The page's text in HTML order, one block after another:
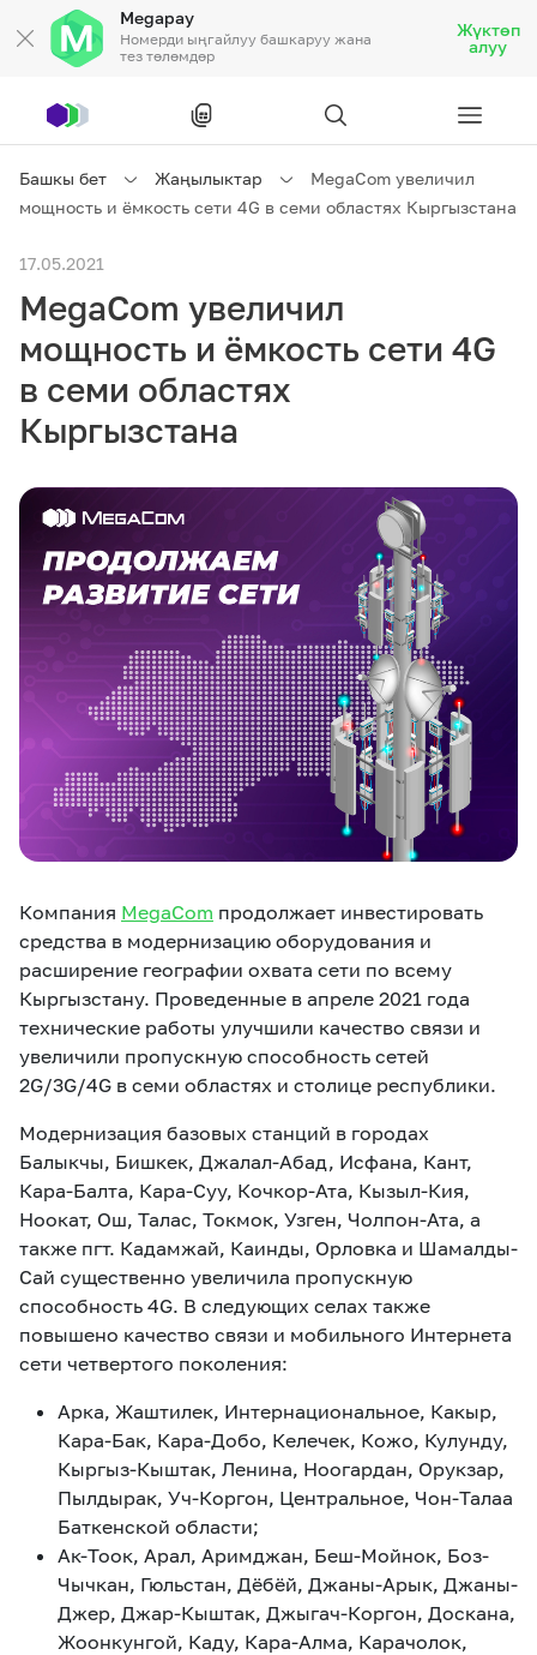
Megapay
Номерди ыңгайлуу башкаруу жана
тез төлөмдөр
Жүктөп
алуу
Жеке кардарларга
Ишкердик үчүн
Байланыш
Тарифтер Акциялар
Көңүл ачуучу Соц. тармактар
Чалуулар жана
Компания
Жаңылыктар MEGAда иште
Өнөктөштөргө
Офис картасы
жана каптоо
Кызмат көрсөтүүлөр
MegaTV MegaPay MegaKassa
Башкы бет Жаңылыктар
MegaCom увеличил
мощность и ёмкость сети 4G в семи областях Кыргызстана
17.05.2021
MegaCom увеличил
мощность и ёмкость сети 4G
в семи областях
Кыргызстана
Компания MegaCom продолжает инвестировать
средства в модернизацию оборудования и
расширение географии охвата сети по всему
Кыргызстану. Проведенные в апреле 2021 года
технические работы улучшили качество связи и
увеличили пропускную способность сетей
2G/3G/4G в семи областях и столице республики.
Модернизация базовых станций в городах
Балыкчы, Бишкек, Джалал-Абад, Исфана, Кант,
Кара-Балта, Кара-Суу, Кочкор-Ата, Кызыл-Кия,
Ноокат, Ош, Талас, Токмок, Узген, Чолпон-Ата, а
также пгт. Кадамжай, Каинды, Орловка и Шамалды-
Сай существенно увеличила пропускную
способность 4G. В следующих селах также
повышено качество связи и мобильного Интернета
сети четвертого поколения:
Арка, Жаштилек, Интернациональное, Какыр,
Кара-Бак, Кара-Добо, Келечек, Кожо, Кулунду,
Кыргыз-Кыштак, Ленина, Ноогардан, Орукзар,
Пылдырак, Уч-Коргон, Центральное, Чон-Талаа
Баткенской области;
Ак-Тоок, Арал, Аримджан, Беш-Мойнок, Боз-
Чычкан, Гюльстан, Дёбёй, Джаны-Арык, Джаны-
Джер, Джар-Кыштак, Джыгач-Коргон, Доскана,
Жоонкунгой, Каду, Кара-Алма, Карачолок,